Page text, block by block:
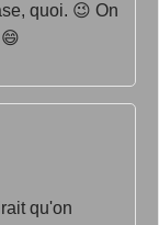
quoi. 😉 On
qu'on